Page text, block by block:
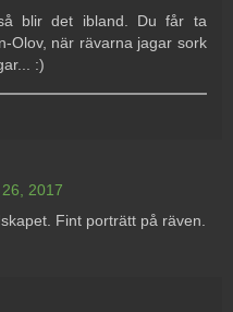
blir det ibland. Du får ta
Olov, när rävarna jagar sork
:)
2017
Fint porträtt på räven.